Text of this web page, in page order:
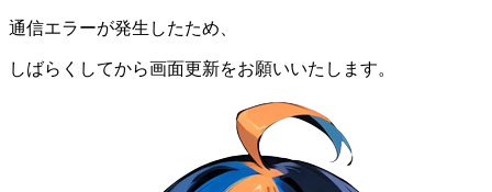
通信エラーが発生したため、
しばらくしてから画面更新をお願いいたします。